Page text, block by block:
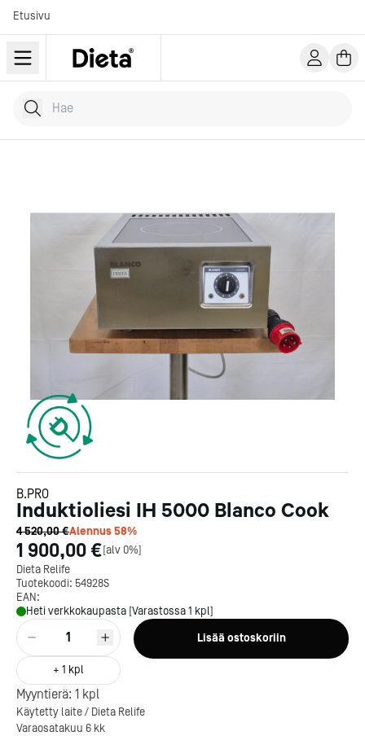
Etusivu
Hae tuotteita
Kirjoita hakusana...
B.PRO
Induktioliesi IH 5000 Blanco Cook
4 520,00 €Alennus58%
1 900,00 €[alv 0%]
Dieta Relife
Tuotekoodi: 54928S
EAN:
Heti verkkokaupasta [Varastossa 1 kpl]
1
+ 1 kpl
Lisää ostoskoriin
Myyntierä: 1 kpl
Käytetty laite / Dieta Relife
Varaosatakuu 6 kk